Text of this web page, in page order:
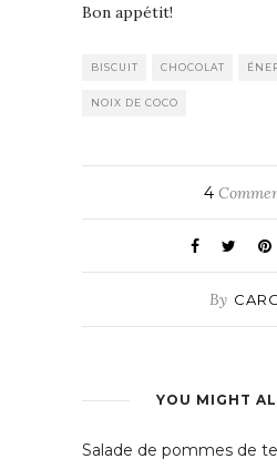
Bon appétit!
BISCUIT CHOCOLAT
NOIX DE COCO
4
By
YOU MIGHT
Salade de pommes de